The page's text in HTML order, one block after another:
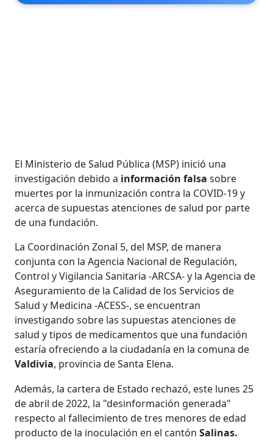
El Ministerio de Salud Pública (MSP) inició una
investigación debido a información falsasobre
muertes por la inmunización contra la COVID-19 y
acerca de supuestas atenciones de salud por parte
de una fundación.
La Coordinación Zonal 5, del MSP, de manera
conjunta con la Agencia Nacional de Regulación,
Control y Vigilancia Sanitaria -ARCSA- y la Agencia de
Aseguramiento de la Calidad de los Servicios de
Salud y Medicina -ACESS-, se encuentran
investigando sobre las supuestas atenciones de
salud y tipos de medicamentos que una fundación
estaría ofreciendo a la ciudadanía en la comuna de
Valdivia, provincia de Santa Elena.
Además, la cartera de Estado rechazó, este lunes 25
de abril de 2022, la "desinformación generada"
respecto al fallecimiento de tres menores de edad
producto de la inoculación en el cantónSalinas.